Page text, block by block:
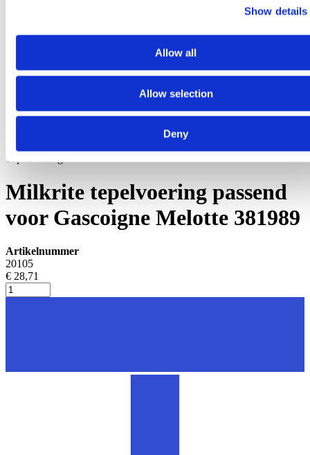
Show details
Allow all
Allow selection
Deny
Ga naar het begin van de afbeeldingen-gallerij
Tepelvoeringen
Milkrite tepelvoering passend
voor Gascoigne Melotte 381989
Artikelnummer
20105
€ 28,71